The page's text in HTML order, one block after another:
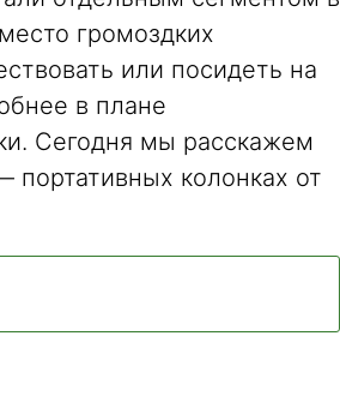
громоздких
или посидеть на
в плане
Сегодня мы расскажем
портативных колонках от